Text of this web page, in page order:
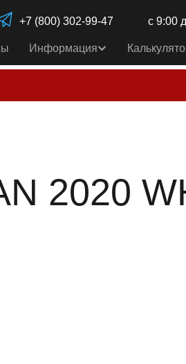
+7 (800) 302-99-47 с 9:00
Информация
2020